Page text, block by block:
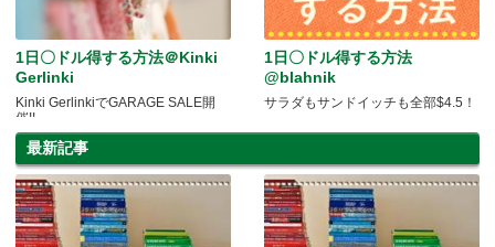
1日〇ドル得する方法＠Kinki
Gerlinki
Kinki GerlinkiでGARAGE SALE開
催!!
1日〇ドル得する方法
@blahnik
サラダもサンドイッチも全部$4.5！
最新記事